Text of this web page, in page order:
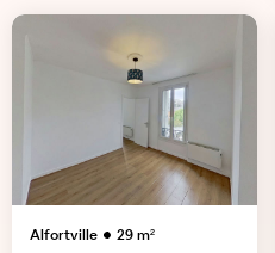
Alfortville 29m²